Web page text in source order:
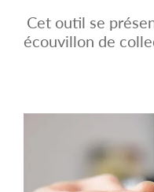
Cet outil se
écouvillon de